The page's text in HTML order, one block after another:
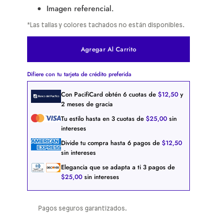
Imagen referencial.
*Las tallas y colores tachados no están disponibles.
Agregar Al Carrito
Difiere con tu tarjeta de crédito preferida
Con PacifiCard obtén 6 cuotas de $12,50 y
2 meses de gracia
Tu estilo hasta en 3 cuotas de $25,00 sin
intereses
Divide tu compra hasta 6 pagos de $12,50
sin intereses
Elegancia que se adapta a ti 3 pagos de
$25,00 sin intereses
Pagos seguros garantizados.